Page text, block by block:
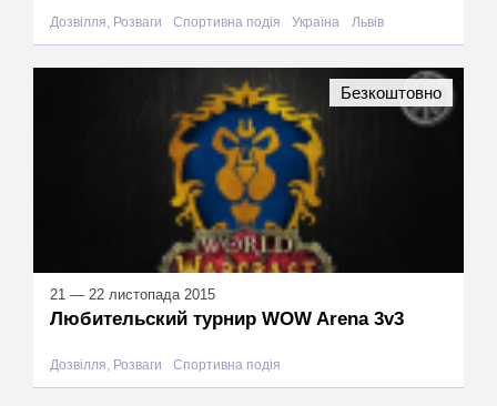
Дозвілля, Розваги Спортивна подія Україна Львів
21 — 22 листопада 2015
Любительский турнир WOW Arena 3v3
Дозвілля, Розваги Спортивна подія
Безкоштовно